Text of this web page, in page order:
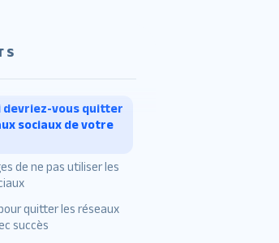
devriez-vous quitter
sociaux de votre
de ne pas utiliser les
de la santé
quitter les réseaux
succès